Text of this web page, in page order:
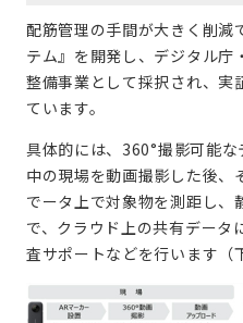
配筋管理の手間が大きく削減
テム』を開発し、デジタル庁
整備事業として採択され、実
ています。
具体的には、360°撮影可能
中の現場を動画撮影した後
でータ上で対象物を測距し、
で、クラウド上の共有データ
査サポートなどを行います（